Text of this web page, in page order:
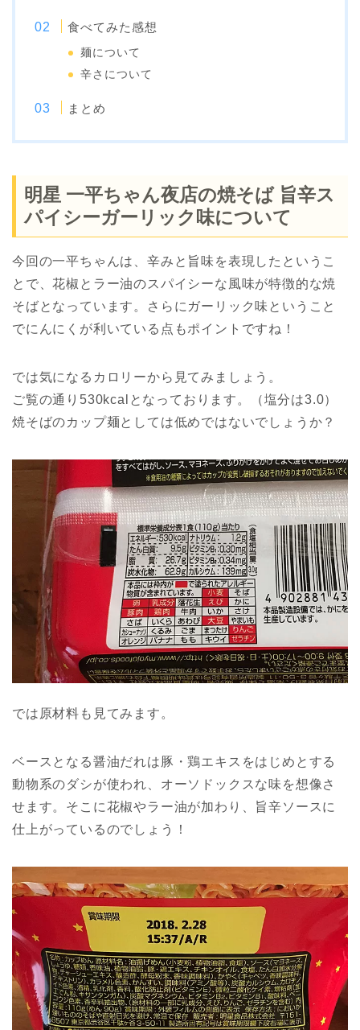
食べてみた感想
麺について
辛さについて
まとめ
明星 一平ちゃん夜店の焼そば 旨辛ス
パイシーガーリック味について
今回の一平ちゃんは、辛みと旨味を表現したというこ
とで、花椒とラー油のスパイシーな風味が特徴的な焼
そばとなっています。さらにガーリック味ということ
でにんにくが利いている点もポイントですね！
では気になるカロリーから見てみましょう。
ご覧の通り530kcalとなっております。（塩分は3.0）
焼そばのカップ麺としては低めではないでしょうか？
では原材料も見てみます。
ベースとなる醤油だれは豚・鶏エキスをはじめとする
動物系のダシが使われ、オーソドックスな味を想像さ
せます。そこに花椒やラー油が加わり、旨辛ソースに
仕上がっているのでしょう！